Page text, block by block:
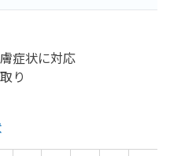
症状に対応
り